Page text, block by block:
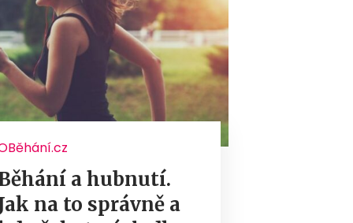
a hubnutí.
na to správně a